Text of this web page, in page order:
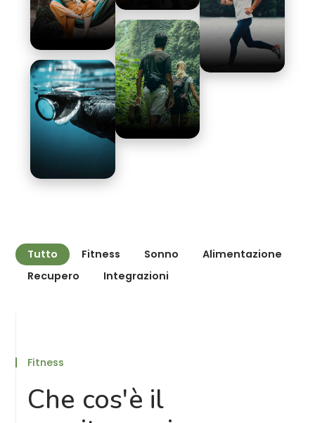
Tutto Fitness Sonno
Alimentazione
Recupero
Integrazioni
Fitness
Che cos'è il